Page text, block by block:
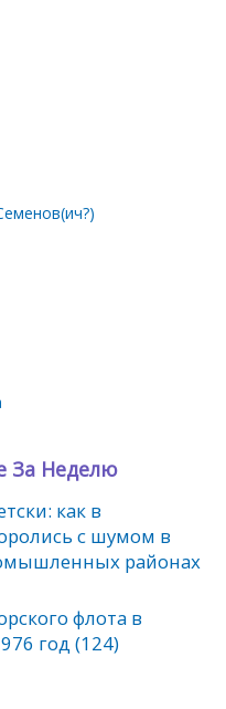
За Неделю
как в
с шумом в
районах
флота в
год (124)